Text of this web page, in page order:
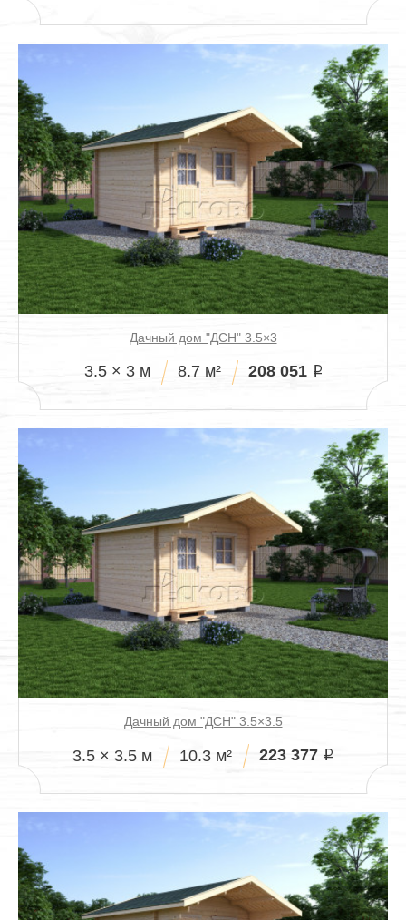
Дачный дом "ДСН" 3.5×3
3.5 × 3 м 8.7 м² 208 051 i
Дачный дом "ДСН" 3.5×3.5
3.5 × 3.5 м 10.3 м² 223 377 i